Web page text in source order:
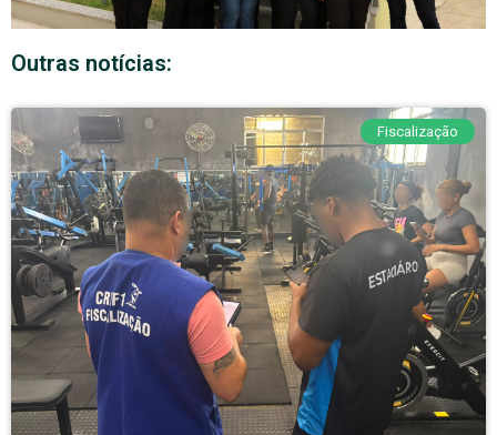
Outras notícias:
Fiscalização